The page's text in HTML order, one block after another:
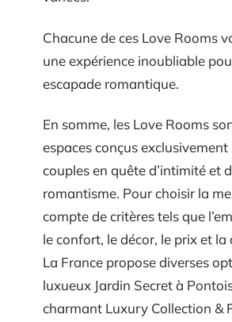
Chacune de ces Love Rooms
une expérience inoubliable
escapade romantique.
En somme, les Love Rooms
espaces conçus exclusivement
couples en quête d’intimité et
romantisme. Pour choisir la
compte de critères tels que
le confort, le décor, le prix et
La France propose diverses
luxueux Jardin Secret à
charmant Luxury Collection &